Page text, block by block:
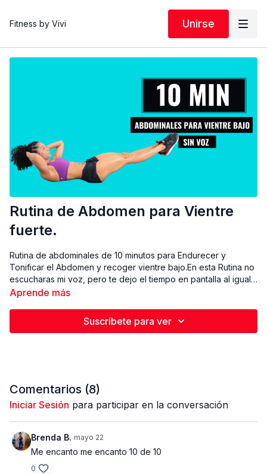
Fitness by Vivi Unirse
Rutina de Abdomen para Vientre
fuerte.
Rutina de abdominales de 10 minutos para Endurecer y
Tonificar el Abdomen y recoger vientre bajo.En esta Rutina no
escucharas mi voz, pero te dejo el tiempo en pantalla al igual
que el ejercicio siguiente. Estaremos Trabajando 30 Segundos
disfruta de la Rutina. Recuerda utilizar la Respiración, cuando
hacemos el movimiento de contraer exhalamos ( votar el aire),
Aprende más
Suscríbete para ver
Comentarios (8)
Iniciar Sesión para participar en la conversación
Brenda B. mayo 22
Me encanto me encanto 10 de 10
0